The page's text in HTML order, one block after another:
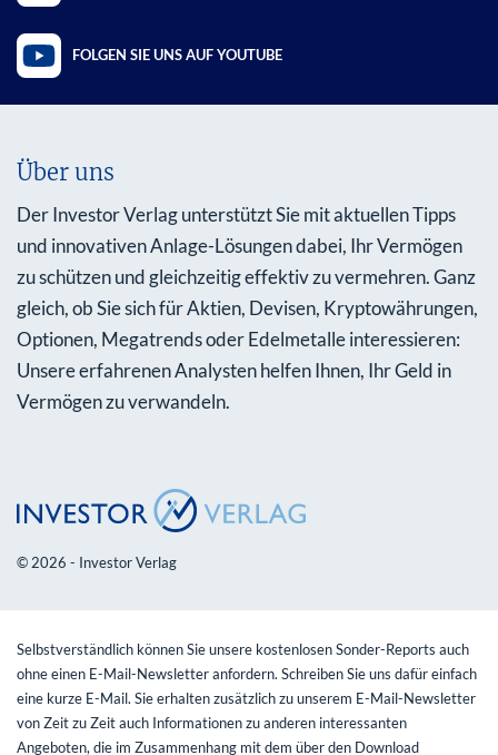
FOLGEN SIE UNS AUF YOUTUBE
Über uns
Der Investor Verlag unterstützt Sie mit aktuellen Tipps
und innovativen Anlage-Lösungen dabei, Ihr Vermögen
zu schützen und gleichzeitig effektiv zu vermehren. Ganz
gleich, ob Sie sich für Aktien, Devisen, Kryptowährungen,
Optionen, Megatrends oder Edelmetalle interessieren:
Unsere erfahrenen Analysten helfen Ihnen, Ihr Geld in
Vermögen zu verwandeln.
© 2026 - Investor Verlag
Selbstverständlich können Sie unsere kostenlosen Sonder-Reports auch
ohne einen E-Mail-Newsletter anfordern. Schreiben Sie uns dafür einfach
eine kurze E-Mail. Sie erhalten zusätzlich zu unserem E-Mail-Newsletter
von Zeit zu Zeit auch Informationen zu anderen interessanten
Angeboten, die im Zusammenhang mit dem über den Download